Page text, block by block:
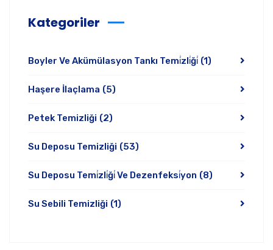
Kategoriler
Boyler Ve Akümülasyon Tankı Temi̇zli̇ği̇ (1)
Haşere İlaçlama (5)
Petek Temizliği (2)
Su Deposu Temizliği (53)
Su Deposu Temi̇zli̇ği̇ Ve Dezenfeksi̇yon (8)
Su Sebili Temizliği (1)